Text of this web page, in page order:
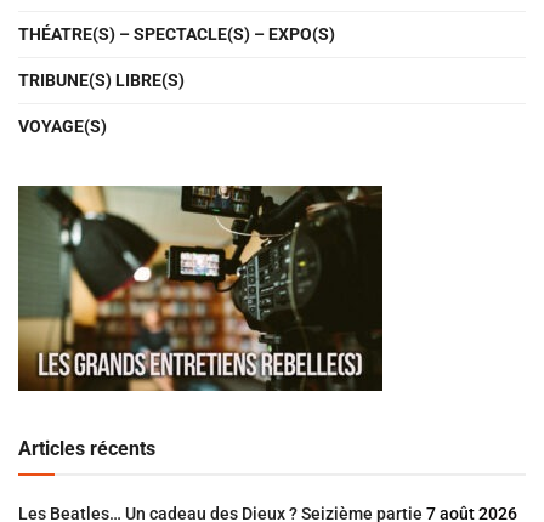
THÉATRE(S) – SPECTACLE(S) – EXPO(S)
TRIBUNE(S) LIBRE(S)
VOYAGE(S)
Articles récents
Les Beatles… Un cadeau des Dieux ? Seizième partie 7 août 2026